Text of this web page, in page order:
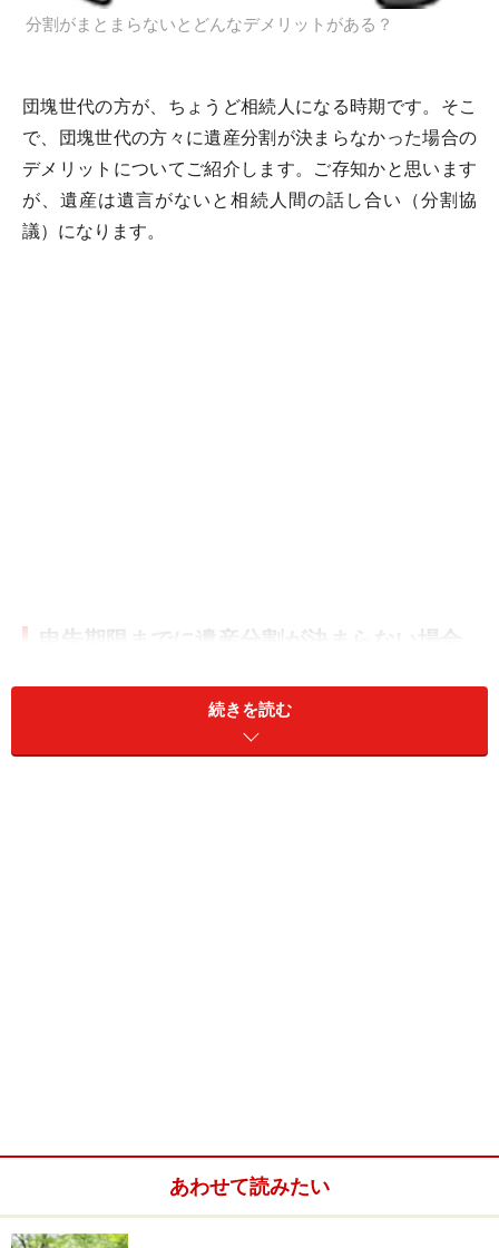
分割がまとまらないとどんなデメリットがある？
団塊世代の方が、ちょうど相続人になる時期です。そこ
で、団塊世代の方々に遺産分割が決まらなかった場合の
デメリットについてご紹介します。ご存知かと思います
が、遺産は遺言がないと相続人間の話し合い（分割協
議）になります。
申告期限までに遺産分割が決まらない場合
遺産が相続税の基礎控除額※１を超える相続について
は、申告期限※２までに遺産分割が決まらない場合で
も、その期限までに相続税の申告と納税が必要になりま
続きを読む
あわせて読みたい